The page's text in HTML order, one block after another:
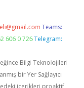
Teams:
606 0 726 Telegram:
Bilgi Teknolojileri
bir Yer Sağlayıcı
içerikleri proaktif